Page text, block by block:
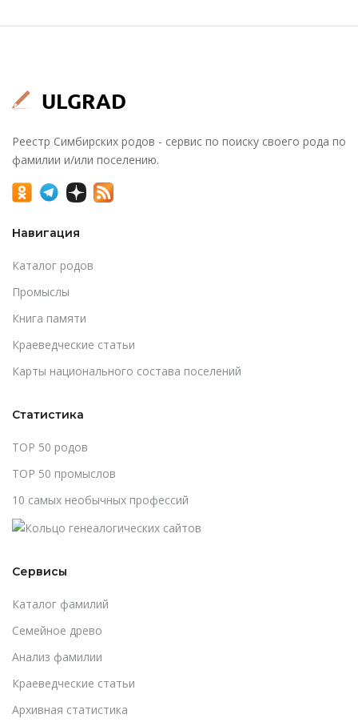
Реестр Симбирских родов - сервис по поиску своего рода по
фамилии и/или поселению.
Навигация
Каталог родов
Промыслы
Книга памяти
Краеведческие статьи
Карты национального состава поселений
Статистика
TOP 50 родов
TOP 50 промыслов
10 самых необычных профессий
Сервисы
Каталог фамилий
Cемейное древо
Анализ фамилии
Краеведческие статьи
Архивная статистика